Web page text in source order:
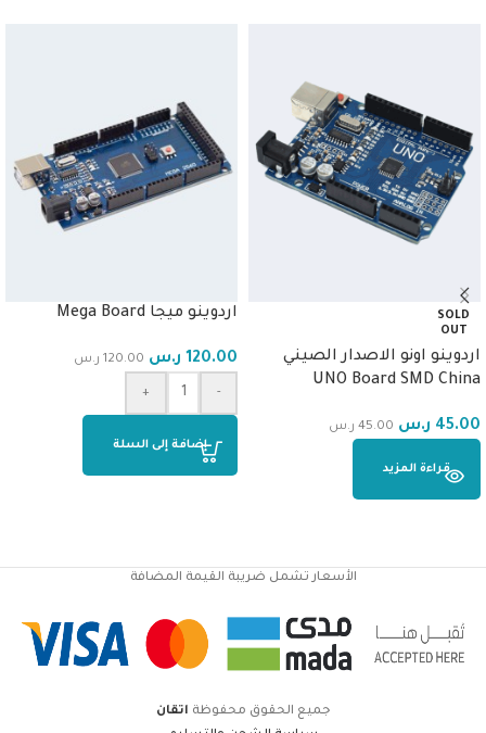
SOLD
OUT
اردوينو اونو الاصدار الصيني
UNO Board SMD China
45.00 ر.س 45.00 ر.س
قراءة المزيد
اردوينو ميجا Mega Board
120.00 ر.س 120.00 ر.س
-
+
إضافة إلى السلة
الأسعار تشمل ضريبة القيمة المضافة
جميع الحقوق محفوظة اتقان